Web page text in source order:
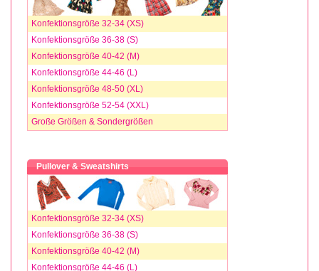
Konfektionsgröße 32-34 (XS)
Konfektionsgröße 36-38 (S)
Konfektionsgröße 40-42 (M)
Konfektionsgröße 44-46 (L)
Konfektionsgröße 48-50 (XL)
Konfektionsgröße 52-54 (XXL)
Große Größen & Sondergrößen
Pullover & Sweatshirts
Konfektionsgröße 32-34 (XS)
Konfektionsgröße 36-38 (S)
Konfektionsgröße 40-42 (M)
Konfektionsgröße 44-46 (L)